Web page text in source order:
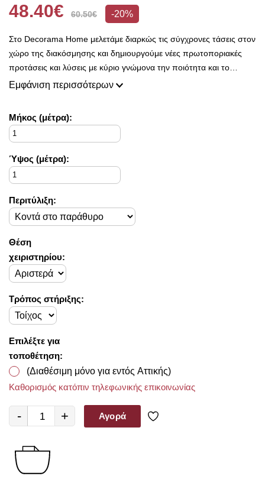
48.40€ 60.50€ -20%
Στο Decorama Home μελετάμε διαρκώς τις σύγχρονες τάσεις στον
χώρο της διακόσμησης και δημιουργούμε νέες πρωτοποριακές
προτάσεις και λύσεις με κύριο γνώμονα την ποιότητα και το
ασύγκριτο design, προκειμένου να είμαστε πάντοτε σε θέση να
φρέσκες ιδέες διακόσμησης, που ικανοποιούν ακόμη και τους πιο
απαιτητικούς!
ασύγκριτο στυλ στο προσωπικό σας χώρο και να τον αναδείξουμε
με τον πιο όμορφο τρόπο!
Εμφάνιση περισσότερων
Mήκος (μέτρα):
Ύψος (μέτρα):
Περιτύλιξη:
Θέση
χειριστηρίου:
Τρόπος στήριξης:
Επιλέξτε για
τοποθέτηση:
(Διαθέσιμη μόνο για εντός Αττικής)
Καθορισμός κατόπιν τηλεφωνικής επικοινωνίας
- + Αγορά